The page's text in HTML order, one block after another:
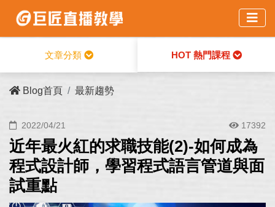
文章分類 HOT 熱門課程
Blog首頁 最新趨勢
2022/04/21 17392
近年最火紅的求職技能(2)-如何成為
程式設計師，學習程式語言管道與面
試重點